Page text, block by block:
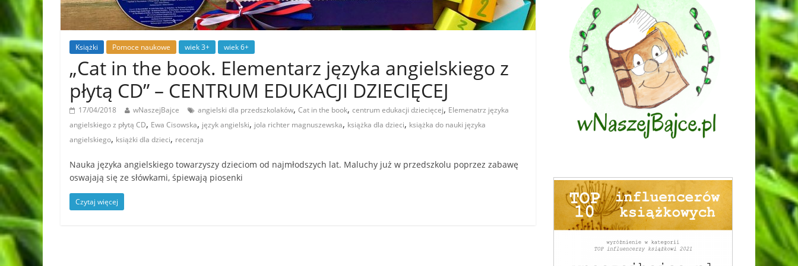
Książki Pomoce naukowe wiek 3+ wiek 6+
„Cat in the book. Elementarz języka angielskiego z
płytą CD” – CENTRUM EDUKACJI DZIECIĘCEJ
17/04/2018 wNaszejBajce angielski dla przedszkolaków, Cat in the book, centrum edukacji dziecięcej, Elemenatrz języka
angielskiego z płytą CD, Ewa Cisowska, język angielski, jola richter magnuszewska, książka dla dzieci, książka do nauki języka
angielskiego, książki dla dzieci, recenzja
Nauka języka angielskiego towarzyszy dzieciom od najmłodszych lat. Maluchy już w przedszkolu poprzez zabawę
oswajają się ze słówkami, śpiewają piosenki
Czytaj więcej